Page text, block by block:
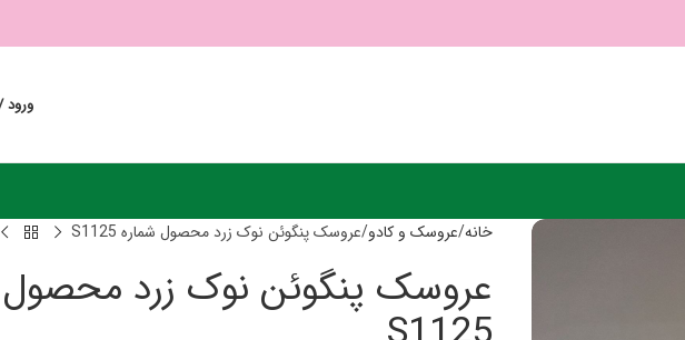
ورود
خانه عروسک و کادو عروسک پنگوئن نوک زرد محصول شماره S1125
عروسک پنگوئن نوک زرد محصول